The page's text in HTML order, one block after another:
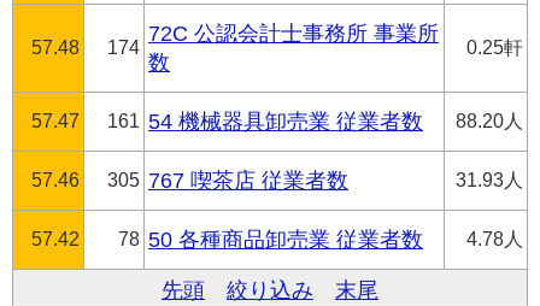
57.48 174
72C 公認会計士事務所 事業所
数
0.25軒
57.47 161 54 機械器具卸売業 従業者数 88.20人
57.46 305 767 喫茶店 従業者数 31.93人
57.42 78 50 各種商品卸売業 従業者数 4.78人
先頭 絞り込み 末尾